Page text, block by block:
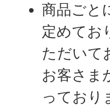
商品ごと
定めてお
ただいて
お客さま
っており